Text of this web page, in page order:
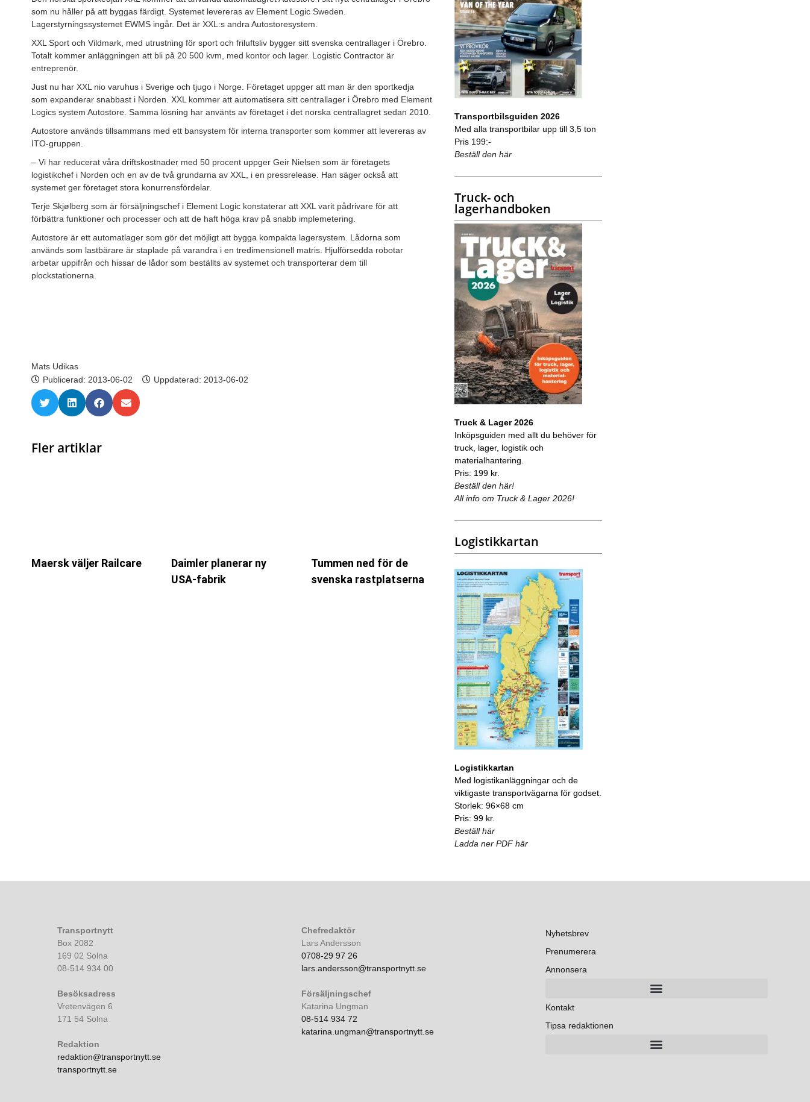
som nu håller på att byggas färdigt. Systemet levereras av Element Logic Sweden.
Lagerstyrningssystemet EWMS ingår. Det är XXL:s andra Autostoresystem.
XXL Sport och Vildmark, med utrustning för sport och friluftsliv bygger sitt svenska centrallager i Örebro.
Totalt kommer anläggningen att bli på 20 500 kvm, med kontor och lager. Logistic Contractor är
entreprenör.
Just nu har XXL nio varuhus i Sverige och tjugo i Norge. Företaget uppger att man är den sportkedja
som expanderar snabbast i Norden. XXL kommer att automatisera sitt centrallager i Örebro med Element
Logics system Autostore. Samma lösning har använts av företaget i det norska centrallagret sedan 2010.
Autostore används tillsammans med ett bansystem för interna transporter som kommer att levereras av
ITO-gruppen.
– Vi har reducerat våra driftskostnader med 50 procent uppger Geir Nielsen som är företagets
logistikchef i Norden och en av de två grundarna av XXL, i en pressrelease. Han säger också att
systemet ger företaget stora konurrensfördelar.
Terje Skjølberg som är försäljningschef i Element Logic konstaterar att XXL varit pådrivare för att
förbättra funktioner och processer och att de haft höga krav på snabb implemetering.
Autostore är ett automatlager som gör det möjligt att bygga kompakta lagersystem. Lådorna som
används som lastbärare är staplade på varandra i en tredimensionell matris. Hjulförsedda robotar
arbetar uppifrån och hissar de lådor som beställts av systemet och transporterar dem till
plockstationerna.
Mats Udikas
Publicerad: 2013-06-02 Uppdaterad: 2013-06-02
Fler artiklar
Maersk väljer Railcare
Daimler planerar ny
USA-fabrik
Tummen ned för de
svenska rastplatserna
Transportbilsguiden 2026
Med alla transportbilar upp till 3,5 ton
Pris 199:-
Beställ den här
Truck- och
lagerhandboken
Truck & Lager 2026
Inköpsguiden med allt du behöver för
truck, lager, logistik och
materialhantering.
Pris: 199 kr.
Beställ den här!
All info om Truck & Lager 2026!
Logistikkartan
Logistikkartan
Med logistikanläggningar och de
viktigaste transportvägarna för godset.
Storlek: 96×68 cm
Pris: 99 kr.
Beställ här
Ladda ner PDF här
Transportnytt
Box 2082
169 02 Solna
08-514 934 00
Besöksadress
Vretenvägen 6
171 54 Solna
Redaktion
redaktion@transportnytt.se
transportnytt.se
Chefredaktör
Lars Andersson
0708-29 97 26
lars.andersson@transportnytt.se
Försäljningschef
Katarina Ungman
08-514 934 72
katarina.ungman@transportnytt.se
Nyhetsbrev
Prenumerera
Annonsera
Kontakt
Tipsa redaktionen